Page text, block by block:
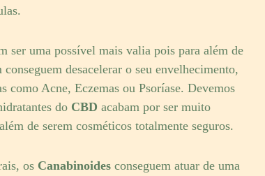
ser uma possível mais valia pois para além de
desacelerar o seu envelhecimento,
como Acne, Eczemas ou Psoríase. Devemos
do CBD acabam por ser muito
de serem cosméticos totalmente seguros.
os Canabinoidesconseguem atuar de uma